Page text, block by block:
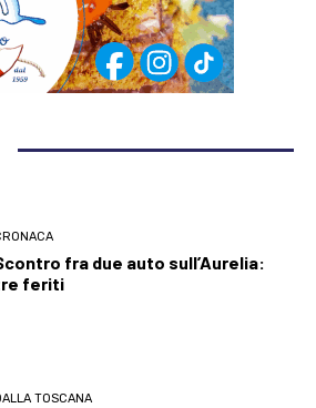
fra due auto sull’Aurelia:
feriti
TOSCANA